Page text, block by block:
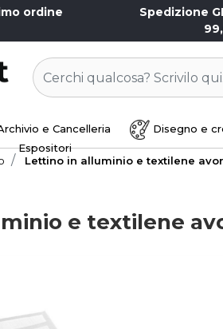
ordine Spedizione
e Cancelleria Disegno e
Espositori
Lettino in alluminio e textilene
e textilene